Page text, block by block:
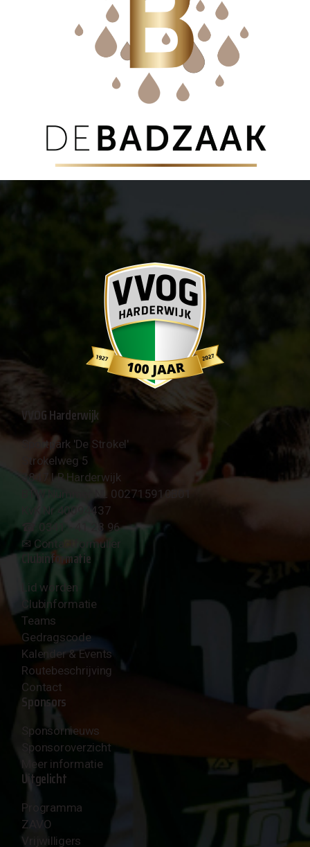
VVOG Harderwijk
Sportpark 'De Strokel'
Strokelweg 5
3847 LR Harderwijk
BTW Nummer NL 002715910B01
KvK Nr 40094437
☎︎ 0341 - 41 28 96
✉︎ Contactformulier
Clubinformatie
Lid worden
Clubinformatie
Teams
Gedragscode
Kalender & Events
Routebeschrijving
Contact
Sponsors
Sponsornieuws
Sponsoroverzicht
Meer informatie
Uitgelicht
Programma
ZAVO
Vrijwilligers